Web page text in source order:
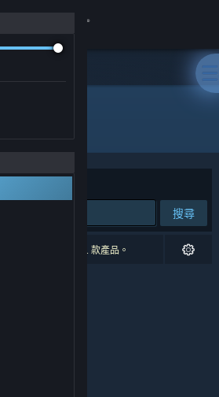
搜尋
您的偏好設定排除 1 款產品。